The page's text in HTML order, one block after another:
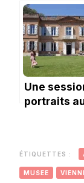
Une
portraits
ÉTIQUETTES :
MUSEE